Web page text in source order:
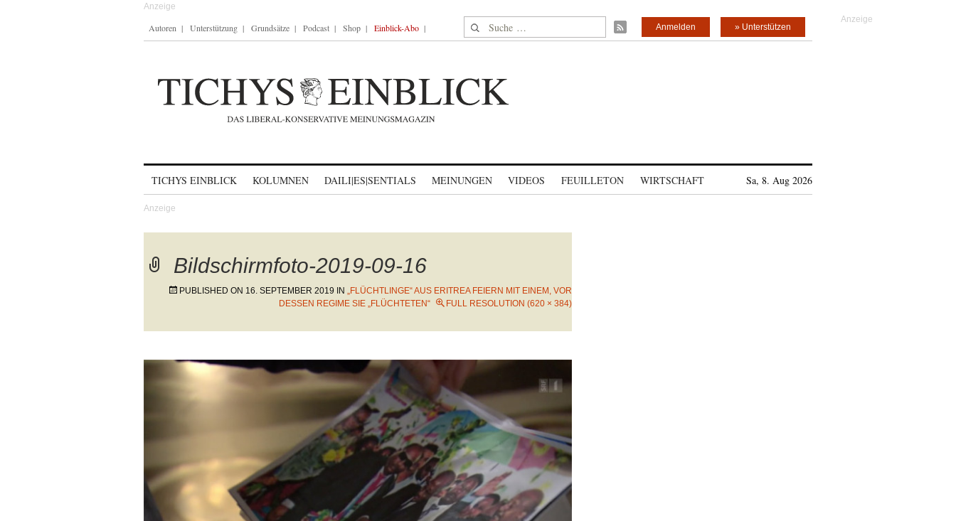
Autoren Unterstützung Grundsätze Podcast Shop Einblick-Abo Suche nach: » Unterstützen
Anmelden
TICHYS EINBLICK KOLUMNEN DAILI|ES|SENTIALS MEINUNGEN VIDEOS FEUILLETON WIRTSCHAFT Sa, 8. Aug 2026
Bildschirmfoto-2019-09-16
PUBLISHED ON 16. SEPTEMBER 2019 IN „FLÜCHTLINGE“ AUS ERITREA FEIERN MIT EINEM, VOR
DESSEN REGIME SIE „FLÜCHTETEN“
FULL RESOLUTION (620 × 384)